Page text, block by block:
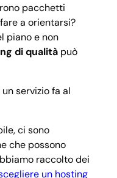
pacchetti
a orientarsi?
piano e non
di qualità può
servizio fa al
ci sono
che possono
raccolto dei
un hosting